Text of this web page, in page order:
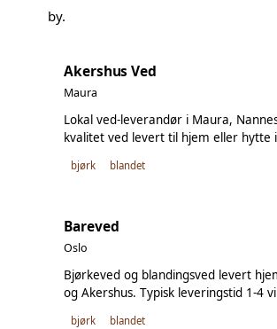
by.
Akershus Ved
Maura
Lokal ved-leverandør i Maura,
kvalitet ved levert til hjem eller hytte i
bjørk blandet
Bareved
Oslo
Bjørkeved og blandingsved levert
og Akershus. Typisk leveringstid 1-4
bjørk blandet